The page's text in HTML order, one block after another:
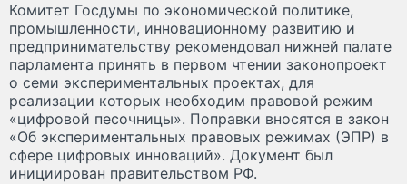
Комитет Госдумы по экономической политике,
промышленности, инновационному развитию и
предпринимательству рекомендовал нижней палате
парламента принять в первом чтении законопроект
о семи экспериментальных проектах, для
реализации которых необходим правовой режим
«цифровой песочницы». Поправки вносятся в закон
«Об экспериментальных правовых режимах (ЭПР) в
сфере цифровых инноваций». Документ был
инициирован правительством РФ.